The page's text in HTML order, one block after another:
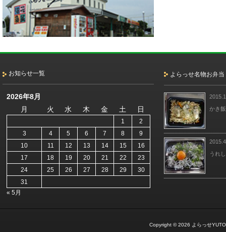
お知らせ一覧
2026年8月
月
火 水 木 金 土 日
« 5月
1
2
3
4 5 6 7 8
9
10
11 12 13 14 15
16
17
18 19 20 21 22
23
24
25 26 27 28 29
30
31
よらっせ名物お弁当
かき
うれ
Copyright © 2026 よらっせ